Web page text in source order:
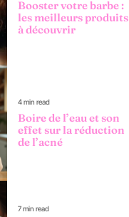
Booster votre barbe :
les meilleurs produits
à découvrir
4 min read
Boire de l’eau et son
effet sur la réduction
de l’acné
7 min read